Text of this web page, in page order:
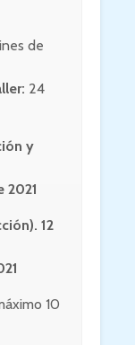
de
24
y
2021
12
10